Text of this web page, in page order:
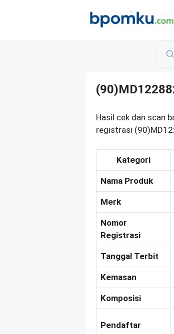
Hasil cek dan scan
registrasi
Kategori
Nama Produk
Merk
Nomor
Registrasi
Tanggal Terbit
Kemasan
Komposisi
Pendaftar